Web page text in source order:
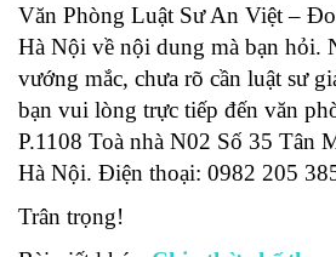
Văn Phòng Luật Sư An Việt –
Hà Nội về nội dung mà bạn hỏi.
vướng mắc, chưa rõ cần luật sư
bạn vui lòng trực tiếp đến văn
P.1108 Toà nhà N02 Số 35 Tân
Hà Nội. Điện thoại: 0982 205
Trân trọng!